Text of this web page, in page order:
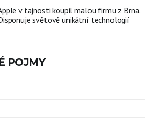
v tajnosti koupil malou firmu z Brna.
světově unikátní technologií
POJMY